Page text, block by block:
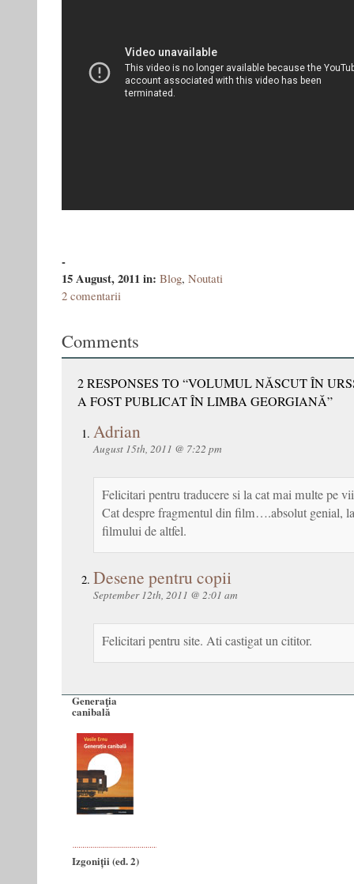
-
15 August, 2011in: Blog, Noutati
2 comentarii
Comments
2 RESPONSES TO “VOLUMUL NĂSCUT ÎN
A FOST PUBLICAT ÎN LIMBA GEORGIANĂ”
Adrian
August 15th, 2011 @ 7:22 pm
Felicitari pentru traducere si la cat mai multe pe
Cat despre fragmentul din film….absolut genial,
filmului de altfel.
Desene pentru copii
September 12th, 2011 @ 2:01 am
Felicitari pentru site. Ati castigat un cititor.
Generaţia
canibală
Izgoniții (ed. 2)